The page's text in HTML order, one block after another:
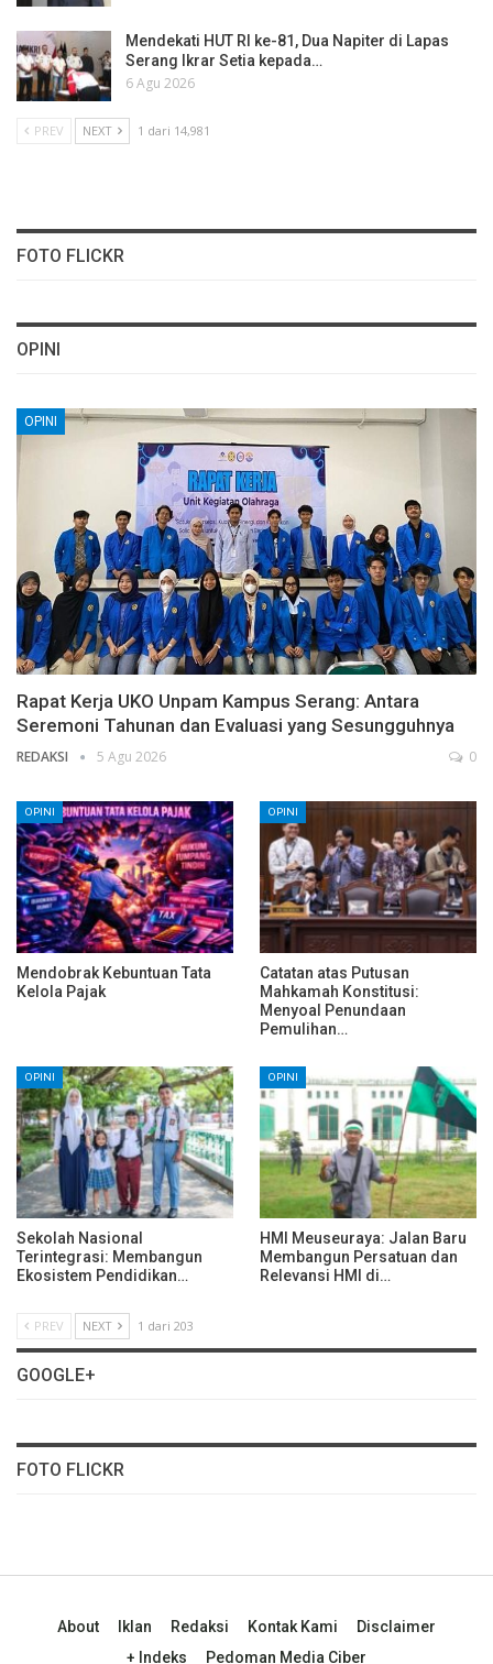
Mendekati HUT RI ke-81, Dua Napiter di Lapas
Serang Ikrar Setia kepada…
6 Agu 2026
PREV NEXT 1 dari 14,981
FOTO FLICKR
OPINI
OPINI
Rapat Kerja UKO Unpam Kampus Serang: Antara
Seremoni Tahunan dan Evaluasi yang Sesungguhnya
REDAKSI 5 Agu 2026 0
OPINI
Mendobrak Kebuntuan Tata
Kelola Pajak
OPINI
Catatan atas Putusan
Mahkamah Konstitusi:
Menyoal Penundaan
Pemulihan…
OPINI
Sekolah Nasional
Terintegrasi: Membangun
Ekosistem Pendidikan…
OPINI
HMI Meuseuraya: Jalan Baru
Membangun Persatuan dan
Relevansi HMI di…
PREV NEXT 1 dari 203
GOOGLE+
FOTO FLICKR
About Iklan Redaksi Kontak Kami
Disclaimer
+ Indeks
Pedoman Media Ciber